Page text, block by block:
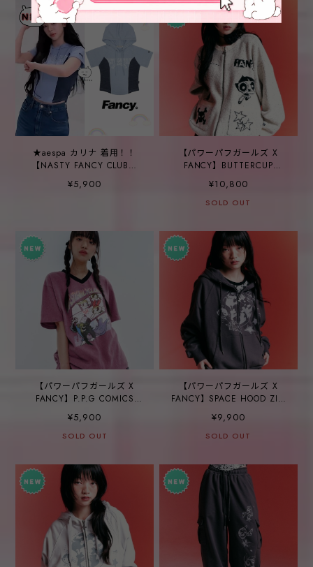
★aespa カリナ 着用！！
【NASTY FANCY CLUB】
[NF] KIN HALF HOOD TEE
(SKY BLUE)_F23QB484
¥5,900
【パワーパフガールズ X
FANCY】BUTTERCUP
GRAPHIC KNIT ZIP-UP -
BEIGE
¥10,800
SOLD OUT
【パワーパフガールズ X
FANCY】P.P.G COMICS
PIGMENT V-NECK TEE -
DARK PINK
¥5,900
SOLD OUT
【パワーパフガールズ X
FANCY】SPACE HOOD ZIP-
UP - CHARCOAL
¥9,900
SOLD OUT